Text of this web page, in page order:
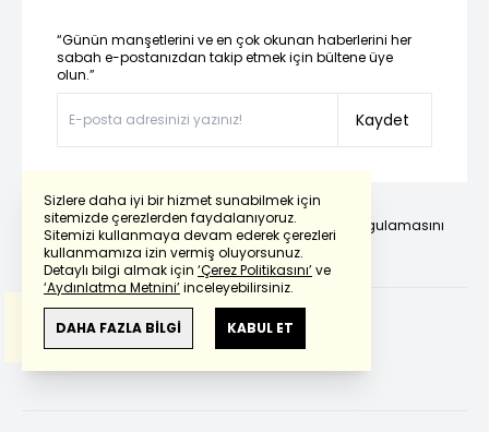
Sizlere daha iyi bir hizmet sunabilmek için
sitemizde çerezlerden faydalanıyoruz.
Sitemizi kullanmaya devam ederek çerezleri
kullanmamıza izin vermiş oluyorsunuz.
Detaylı bilgi almak için ‘Çerez Politikasını’ve
‘Aydınlatma Metnini’inceleyebilirsiniz.
DAHA FAZLA BİLGİ KABUL ET
“Günün manşetlerini ve en çok okunan haberlerini her
sabah e-postanızdan takip etmek için bültene üye
olun.”
Kaydet
Günlük gelişmeleri takip edebilmek için habertürk uygulamasını
indirin
Günlük gelişmeleri sosyal
medya hesaplarından takip
Powered by Translate
Bu çevirideGoogle Transletekullanılmıştır.
Anlam ve çeviri hatalarından
haberturk.com
sorumlu değildir.